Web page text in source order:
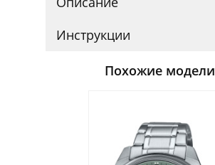
Инструкции
Похожие модели